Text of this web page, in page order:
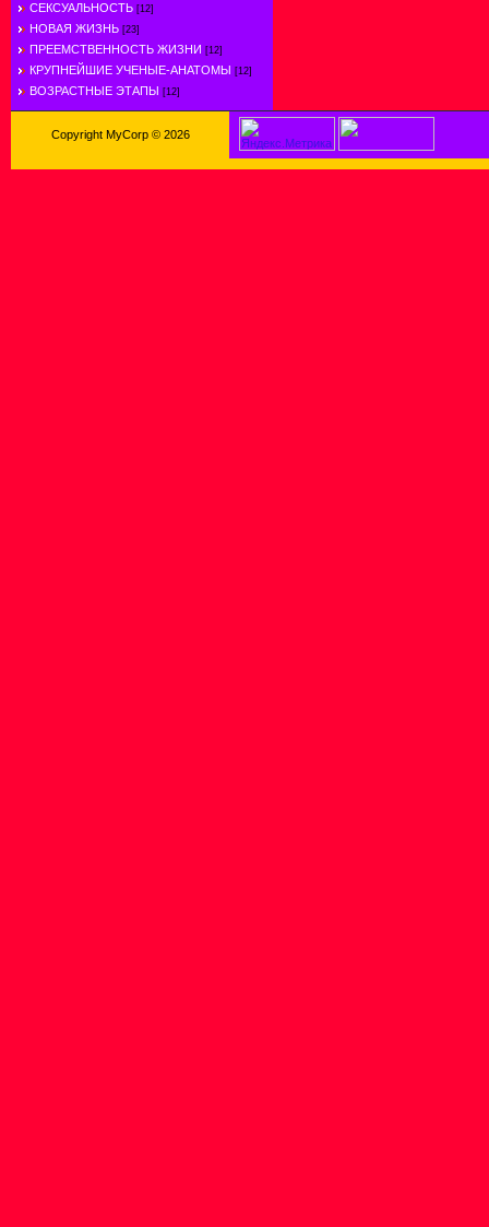
СЕКСУАЛЬНОСТЬ [12]
НОВАЯ ЖИЗНЬ [23]
ПРЕЕМСТВЕННОСТЬ ЖИЗНИ [12]
КРУПНЕЙШИЕ УЧЕНЫЕ-АНАТОМЫ [12]
ВОЗРАСТНЫЕ ЭТАПЫ [12]
Copyright MyCorp © 2026